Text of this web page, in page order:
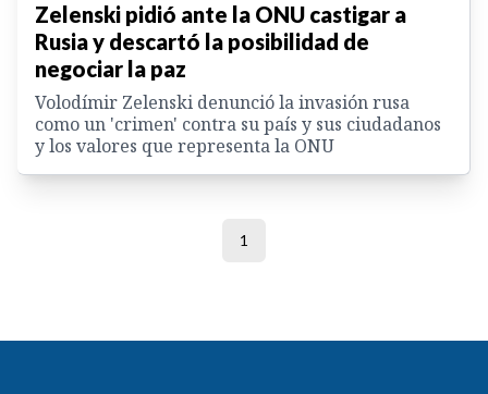
Zelenski pidió ante la ONU castigar a
Rusia y descartó la posibilidad de
negociar la paz
Volodímir Zelenski denunció la invasión rusa
como un 'crimen' contra su país y sus ciudadanos
y los valores que representa la ONU
1